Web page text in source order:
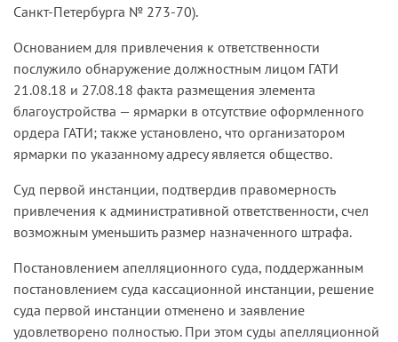
Санкт-Петербурга № 273-70).
Основанием для привлечения к ответственности
послужило обнаружение должностным лицом ГАТИ
21.08.18 и 27.08.18 факта размещения элемента
благоустройства — ярмарки в отсутствие оформленного
ордера ГАТИ; также установлено, что организатором
ярмарки по указанному адресу является общество.
Суд первой инстанции, подтвердив правомерность
привлечения к административной ответственности, счел
возможным уменьшить размер назначенного штрафа.
Постановлением апелляционного суда, поддержанным
постановлением суда кассационной инстанции, решение
суда первой инстанции отменено и заявление
удовлетворено полностью. При этом суды апелляционной